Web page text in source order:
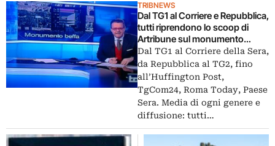
TRIBNEWS
Dal TG1 al Corriere e Repubblica,
tutti riprendono lo scoop di
Artribune sul monumento
abusivo a Roma
Dal TG1 al Corriere della Sera,
da Repubblica al TG2, fino
all’Huffington Post,
TgCom24, Roma Today, Paese
Sera. Media di ogni genere e
diffusione: tutti…